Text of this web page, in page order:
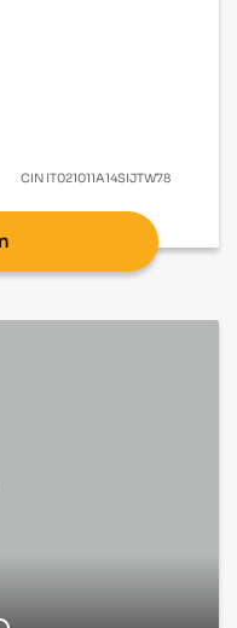
CIN IT021011A14SIJTW78